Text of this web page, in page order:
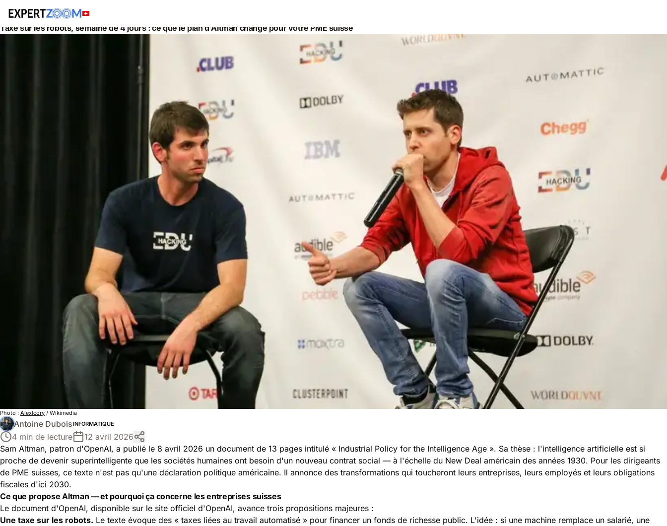
Actualités Informatique
Taxe sur les robots, semaine de 4 jours : ce que le plan d'Altman change pour votre PME suisse
Photo : Alexlcory / Wikimedia
Antoine DuboisINFORMATIQUE
4 min de lecture
12 avril 2026
Sam Altman, patron d'OpenAI, a publié le 8 avril 2026 un document de 13 pages intitulé « Industrial Policy for the Intelligence Age ». Sa thèse : l'intelligence artificielle est si
proche de devenir superintelligente que les sociétés humaines ont besoin d'un nouveau contrat social — à l'échelle du New Deal américain des années 1930. Pour les dirigeants
de PME suisses, ce texte n'est pas qu'une déclaration politique américaine. Il annonce des transformations qui toucheront leurs entreprises, leurs employés et leurs obligations
fiscales d'ici 2030.
Ce que propose Altman — et pourquoi ça concerne les entreprises suisses
Le document d'OpenAI, disponible sur le site officiel d'OpenAI, avance trois propositions majeures :
Une taxe sur les robots. Le texte évoque des « taxes liées au travail automatisé » pour financer un fonds de richesse public. L'idée : si une machine remplace un salarié, une